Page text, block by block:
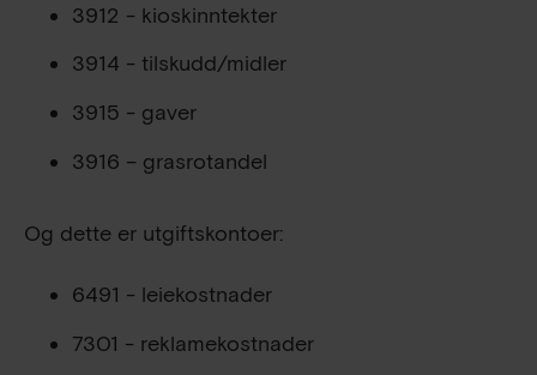
3912 - kioskinntekter
3914 - tilskudd/midler
3915 - gaver
3916 – grasrotandel
Og dette er utgiftskontoer:
6491 - leiekostnader
7301 - reklamekostnader